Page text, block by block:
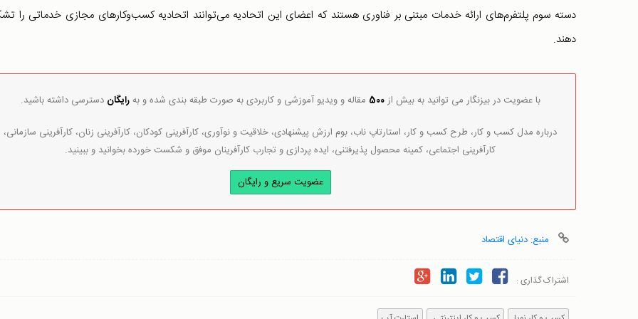
دسته سوم پلتفرم‌های ارائه خدمات مبتنی بر فناوری هستند که اعضای این اتحادیه می‌توانند اتحادیه کسب‌وکارهای مجازی خدماتی را
دهند.
با عضویت در بیزنگار می توانید به بیش از500 مقاله و ویدیو آموزشی و کاربردی به صورت طبقه بندی شده و بهرایگان دسترسی داشته باشید.
درباره مدل کسب و کار، طرح کسب و کار، استارتاپ ناب، بوم ارزش پیشنهادی، خلاقیت و نوآوری، کارآفرینی کودکان، کارآفرینی زنان، کارآفرینی سازمانی،
کارآفرینی اجتماعی، کمینه محصول پذیرفتنی، ایده پردازی و تجارب کارآفرینان موفق و شکست خورده بخوانید و ببینید.
عضویت سریع و رایگان
منبع: دنیای اقتصاد
اشتراک گذاری :